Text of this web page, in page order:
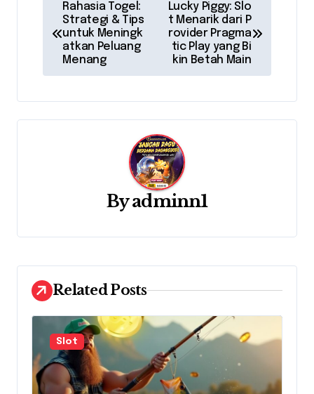
o
n
g
a
t
i
o
n
Rahasia Togel:
Strategi & Tips
untuk Meningk
atkan Peluang
Menang
Lucky Piggy: Slo
t Menarik dari P
rovider Pragma
tic Play yang Bi
kin Betah Main
Byadminn1
Related Posts
Slot